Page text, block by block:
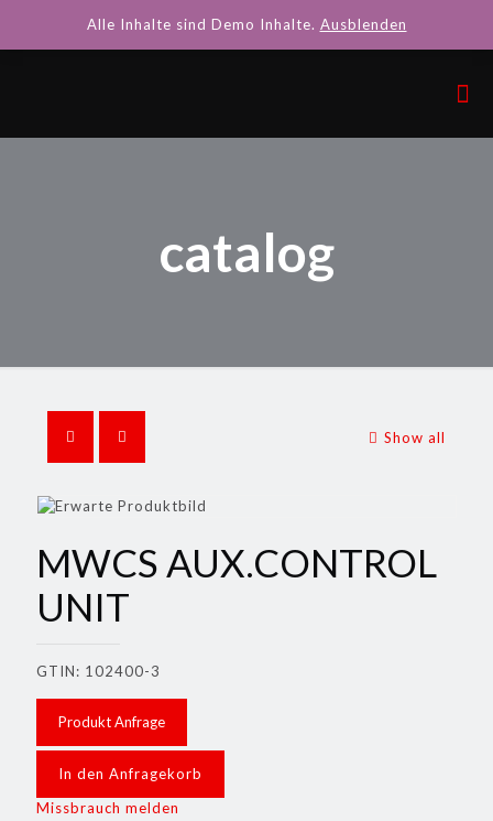
catalog
Show all
MWCS AUX.CONTROL
UNIT
GTIN: 102400-3
Produkt Anfrage
In den Anfragekorb
Missbrauch melden
Alle Inhalte sind Demo Inhalte. Ausblenden